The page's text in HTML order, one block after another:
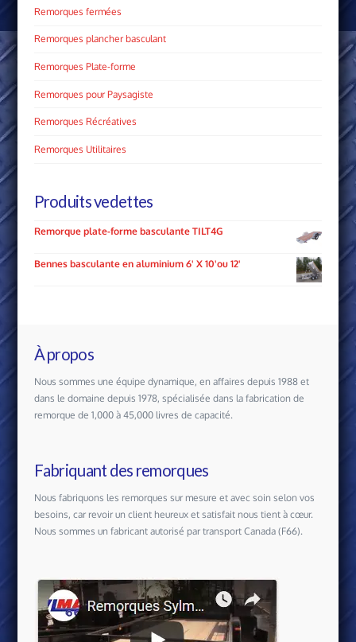
Remorques fermées
Remorques plancher basculant
Remorques Plate­-forme
Remorques pour Paysagiste
Remorques Récréatives
Remorques Utilitaires
Produits vedettes
Remorque plate-forme basculante TILT4G
Bennes basculante en aluminium 6' X 10'ou 12'
À propos
Nous sommes une équipe dynamique, en affaires depuis 1988 et
dans le domaine depuis 1978, spécialisée dans la fabrication de
remorque de 1,000 à 45,000 livres de capacité.
Fabriquant des remorques
Nous fabriquons les remorques sur mesure et avec soin selon vos
besoins, car revoir un client heureux et satisfait nous tient à cœur.
Nous sommes un fabricant autorisé par transport Canada (F66).